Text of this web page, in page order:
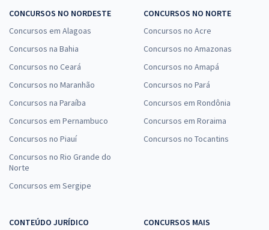
CONCURSOS NO NORDESTE
Concursos em Alagoas
Concursos na Bahia
Concursos no Ceará
Concursos no Maranhão
Concursos na Paraíba
Concursos em Pernambuco
Concursos no Piauí
Concursos no Rio Grande do
Norte
Concursos em Sergipe
CONCURSOS NO NORTE
Concursos no Acre
Concursos no Amazonas
Concursos no Amapá
Concursos no Pará
Concursos em Rondônia
Concursos em Roraima
Concursos no Tocantins
CONTEÚDO JURÍDICO
CONCURSOS MAIS